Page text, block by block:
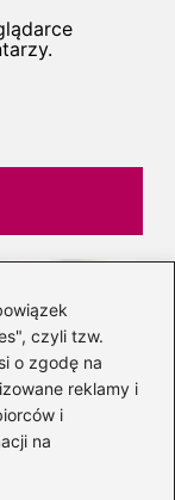
czyli tzw.
o zgodę na
reklamy i
i
na